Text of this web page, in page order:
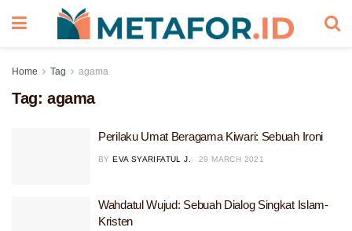
Home Tag agama
Tag: agama
Perilaku Umat Beragama Kiwari: Sebuah Ironi
BY EVA SYARIFATUL J. 29 MARCH 2021
Wahdatul Wujud: Sebuah Dialog Singkat Islam-
Kristen